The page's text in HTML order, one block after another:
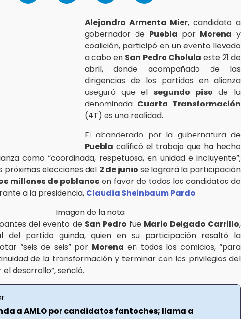
Alejandro Armenta Mier, candidato a
gobernador de Puebla por Morena y
coalición, participó en un evento llevado
a cabo en San Pedro Cholula este 21 de
abril, donde acompañado de las
dirigencias de los partidos en alianza
aseguró que el segundo piso de la
denominada Cuarta Transformación
(4T) es una realidad.
El abanderado por la gubernatura de
Puebla calificó el trabajo que ha hecho
como “coordinada, respetuosa, en unidad e incluyente”;
próximas elecciones del 2 de junio se logrará la participación
millones de poblanos en favor de todos los candidatos de
a la presidencia, Claudia Sheinbaum Pardo.
del evento de San Pedro fue Mario Delgado Carrillo,
del partido guinda, quien en su participación resaltó la
“seis de seis” por Morena en todos los comicios, “para
de la transformación y terminar con los privilegios del
desarrollo”, señaló.
a AMLO por candidatos fantoches; llama a